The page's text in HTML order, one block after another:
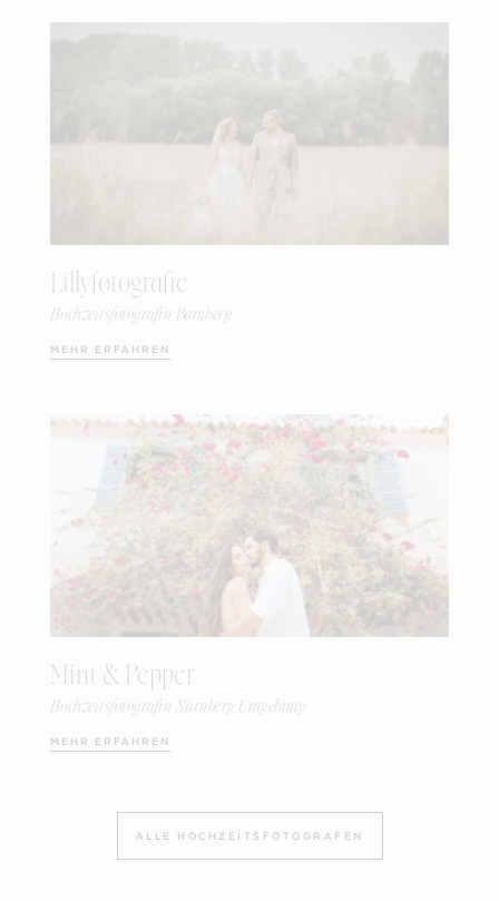
Lillyfotografie
Hochzeitsfotografin Bamberg
MEHR ERFAHREN
Mint & Pepper
Hochzeitsfotografin Nürnberg Umgebung
MEHR ERFAHREN
ALLE HOCHZEITSFOTOGRAFEN